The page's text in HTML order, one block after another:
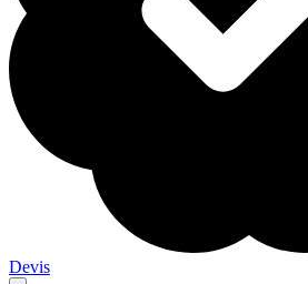
Devis